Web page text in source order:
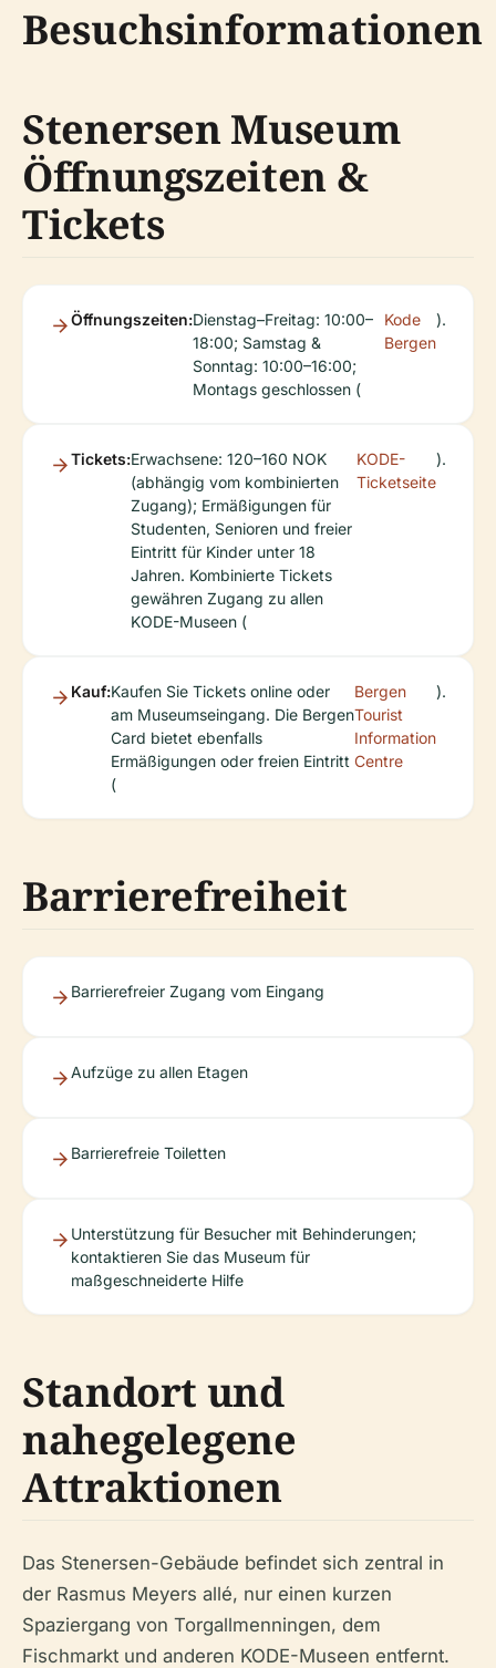
Besuchsinformationen
Stenersen Museum
Öffnungszeiten &
Tickets
Öffnungszeiten:Dienstag–Freitag: 10:00–
18:00; Samstag &
Sonntag: 10:00–16:00;
Montags geschlossen (
Kode
Bergen
).
Tickets:Erwachsene: 120–160 NOK
(abhängig vom kombinierten
Zugang); Ermäßigungen für
Studenten, Senioren und freier
Eintritt für Kinder unter 18
Jahren. Kombinierte Tickets
gewähren Zugang zu allen
KODE-Museen (
KODE-
Ticketseite
).
Kauf:Kaufen Sie Tickets online oder
am Museumseingang. Die Bergen
Card bietet ebenfalls
Ermäßigungen oder freien Eintritt
(
Bergen
Tourist
Information
Centre
).
Barrierefreiheit
Barrierefreier Zugang vom Eingang
Aufzüge zu allen Etagen
Barrierefreie Toiletten
Unterstützung für Besucher mit Behinderungen;
kontaktieren Sie das Museum für
maßgeschneiderte Hilfe
Standort und
nahegelegene
Attraktionen
Das Stenersen-Gebäude befindet sich zentral in
der Rasmus Meyers allé, nur einen kurzen
Spaziergang von Torgallmenningen, dem
Fischmarkt und anderen KODE-Museen entfernt.